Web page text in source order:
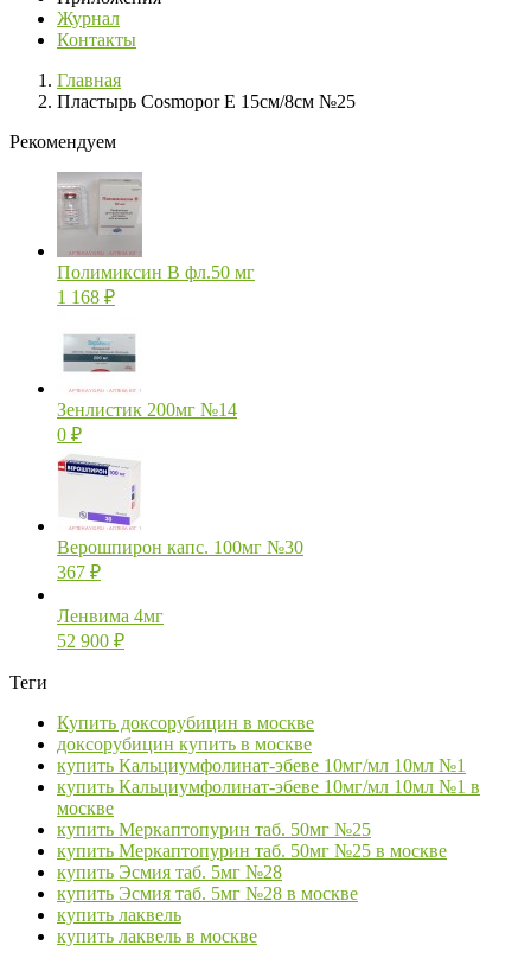
Журнал
Контакты
Главная
Пластырь Cosmopor E 15см/8см №25
Рекомендуем
Полимиксин В фл.50 мг
1 168 ₽
Зенлистик 200мг №14
0 ₽
Верошпирон капс. 100мг №30
367 ₽
Ленвима 4мг
52 900 ₽
Теги
Купить доксорубицин в москве
доксорубицин купить в москве
купить Кальциумфолинат-эбеве 10мг/мл 10мл №1
купить Кальциумфолинат-эбеве 10мг/мл 10мл №1 в
москве
купить Меркаптопурин таб. 50мг №25
купить Меркаптопурин таб. 50мг №25 в москве
купить Эсмия таб. 5мг №28
купить Эсмия таб. 5мг №28 в москве
купить лаквель
купить лаквель в москве